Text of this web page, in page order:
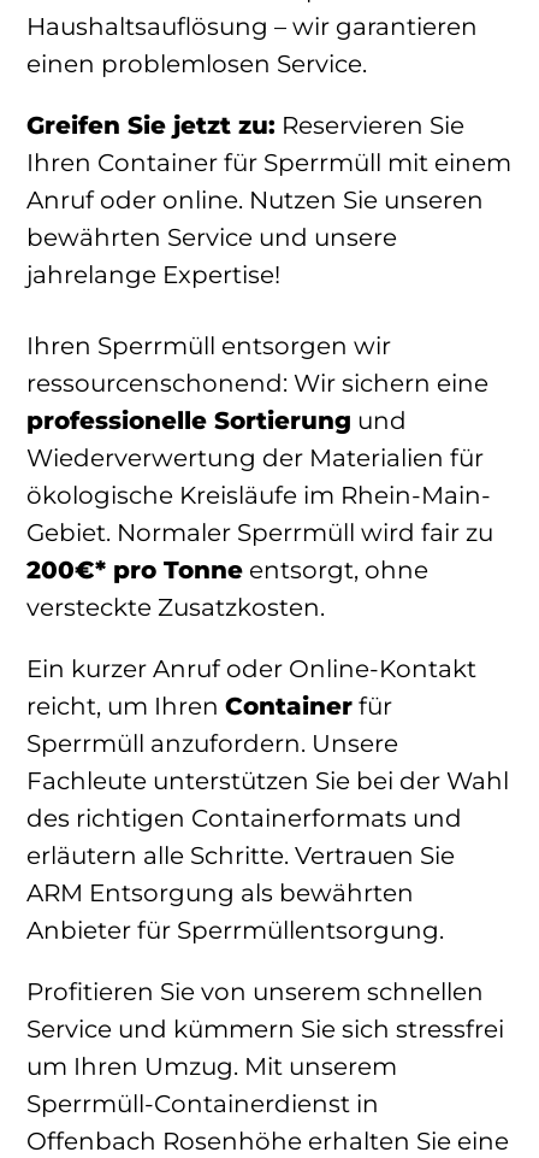
Haushaltsauflösung – wir garantieren
einen problemlosen Service.
Greifen Sie jetzt zu: Reservieren Sie
Ihren Container für Sperrmüll mit einem
Anruf oder online. Nutzen Sie unseren
bewährten Service und unsere
jahrelange Expertise!
Ihren Sperrmüll entsorgen wir
ressourcenschonend: Wir sichern eine
professionelle Sortierung und
Wiederverwertung der Materialien für
ökologische Kreisläufe im Rhein-Main-
Gebiet. Normaler Sperrmüll wird fair zu
200€* pro Tonne entsorgt, ohne
versteckte Zusatzkosten.
Ein kurzer Anruf oder Online-Kontakt
reicht, um Ihren Container für
Sperrmüll anzufordern. Unsere
Fachleute unterstützen Sie bei der Wahl
des richtigen Containerformats und
erläutern alle Schritte. Vertrauen Sie
ARM Entsorgung als bewährten
Anbieter für Sperrmüllentsorgung.
Profitieren Sie von unserem schnellen
Service und kümmern Sie sich stressfrei
um Ihren Umzug. Mit unserem
Sperrmüll-Containerdienst in
Offenbach Rosenhöhe erhalten Sie eine